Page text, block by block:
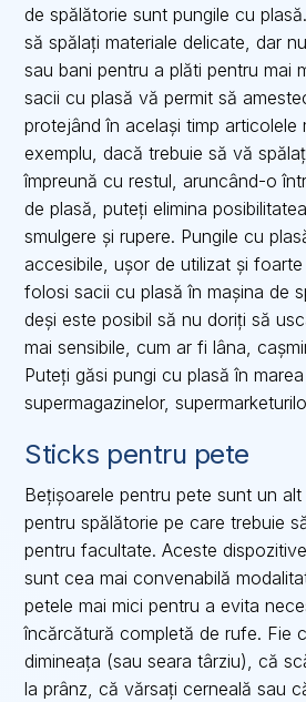
de spălătorie sunt pungile cu
să spălați materiale delicate, dar
sau bani pentru a plăti pentru mai
sacii cu plasă vă permit să
protejând în același timp articolele
exemplu, dacă trebuie să vă
împreună cu restul, aruncând-o
de plasă, puteți elimina
smulgere și rupere. Pungile cu
accesibile, ușor de utilizat și
folosi sacii cu plasă în mașina de
deși este posibil să nu doriți să
mai sensibile, cum ar fi lâna,
Puteți găsi pungi cu plasă în
supermagazinelor,
Sticks pentru pete
Bețișoarele pentru pete sunt un
pentru spălătorie pe care trebuie
pentru facultate. Aceste
sunt cea mai convenabilă
petele mai mici pentru a evita
încărcătură completă de rufe. Fie
dimineața (sau seara târziu), că
la prânz, că vărsați cerneală sau